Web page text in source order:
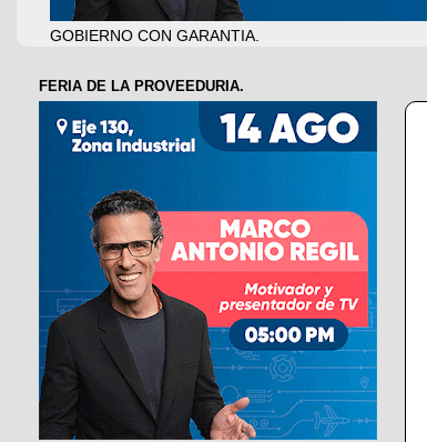
GOBIERNO CON GARANTIA.
FERIA DE LA PROVEEDURIA.